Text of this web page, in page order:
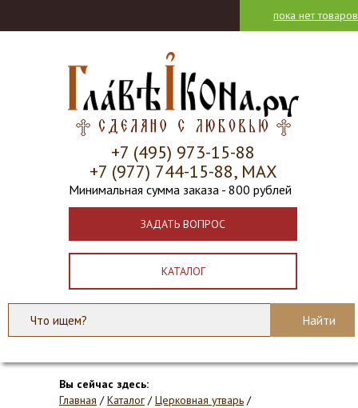
пока нет товаров
+7 (495) 973-15-88
+7 (977) 744-15-88, МАХ
Минимальная сумма заказа - 800 рублей
ЗАДАТЬ ВОПРОС
КАТАЛОГ
Вы сейчас здесь:
Главная /Каталог /Церковная утварь /